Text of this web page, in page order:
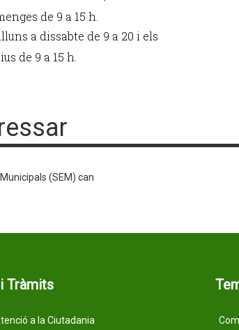
de 9 a 15 h.
a dissabte de 9 a 20 i els
de 9 a 15 h.
(SEM) can
Tràmits
a la Ciutadania